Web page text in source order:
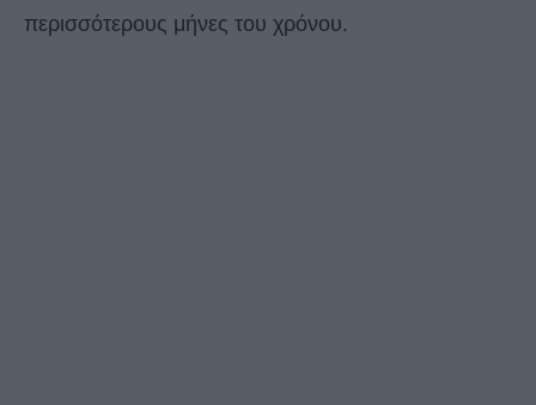
περισσότερους μήνες του χρόνου.